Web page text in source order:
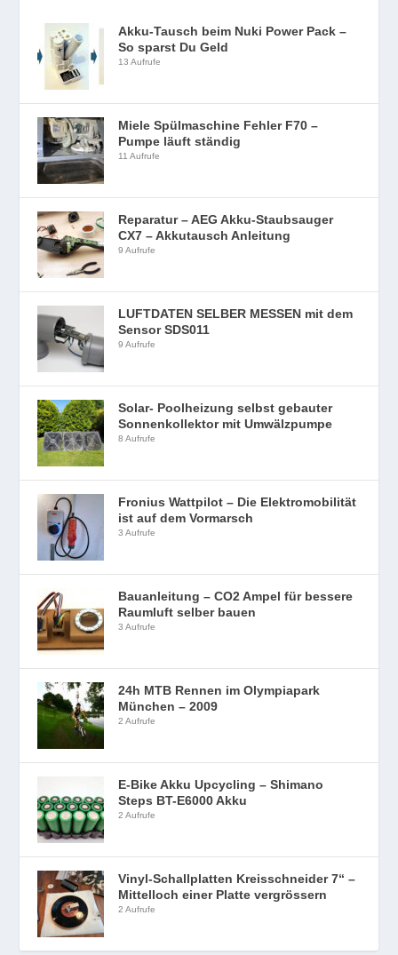
Akku-Tausch beim Nuki Power Pack –
So sparst Du Geld
13 Aufrufe
Miele Spülmaschine Fehler F70 –
Pumpe läuft ständig
11 Aufrufe
Reparatur – AEG Akku-Staubsauger
CX7 – Akkutausch Anleitung
9 Aufrufe
LUFTDATEN SELBER MESSEN mit dem
Sensor SDS011
9 Aufrufe
Solar- Poolheizung selbst gebauter
Sonnenkollektor mit Umwälzpumpe
8 Aufrufe
Fronius Wattpilot – Die Elektromobilität
ist auf dem Vormarsch
3 Aufrufe
Bauanleitung – CO2 Ampel für bessere
Raumluft selber bauen
3 Aufrufe
24h MTB Rennen im Olympiapark
München – 2009
2 Aufrufe
E-Bike Akku Upcycling – Shimano
Steps BT-E6000 Akku
2 Aufrufe
Vinyl-Schallplatten Kreisschneider 7“ –
Mittelloch einer Platte vergrössern
2 Aufrufe